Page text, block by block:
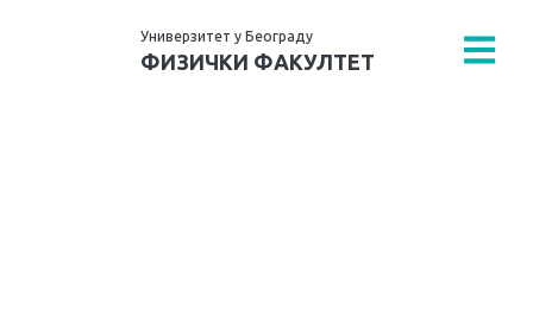
Универзитет у Београду
ФИЗИЧКИ ФАКУЛТЕТ